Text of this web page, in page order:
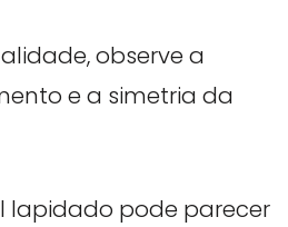
observe a
e a simetria da
lapidado pode parecer